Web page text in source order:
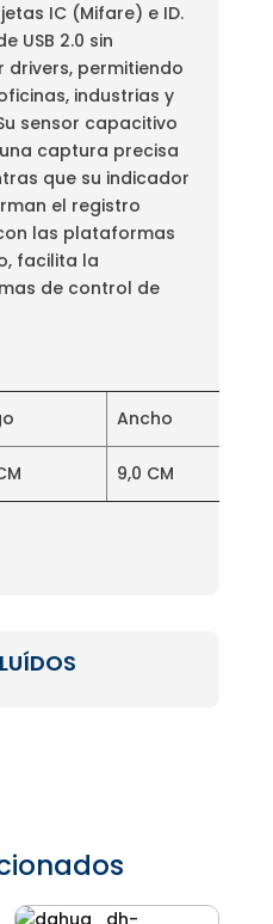
IC (Mifare) e ID.
USB 2.0 sin
drivers, permitiendo
industrias y
sensor capacitivo
captura precisa
que su indicador
el registro
las plataformas
facilita la
de control de
Ancho
9,0 CM